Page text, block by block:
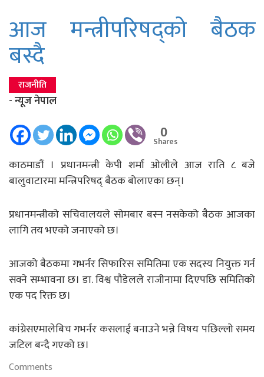
आज मन्त्रीपरिषद्को बैठक
बस्दै
राजनीति
- न्यूज नेपाल
0
Shares
काठमाडौं । प्रधानमन्त्री केपी शर्मा ओलीले आज राति ८ बजे
बालुवाटारमा मन्त्रिपरिषद् बैठक बोलाएका छन्।
प्रधानमन्त्रीको सचिवालयले सोमबार बस्न नसकेको बैठक आजका
लागि तय भएको जनाएको छ।
आजको बैठकमा गभर्नर सिफारिस समितिमा एक सदस्य नियुक्त गर्न
सक्ने सम्भावना छ। डा. विश्व पौडेलले राजीनामा दिएपछि समितिको
एक पद रिक्त छ।
कांग्रेसएमालेबिच गभर्नर कसलाई बनाउने भन्ने विषय पछिल्लो समय
जटिल बन्दै गएको छ।
Comments